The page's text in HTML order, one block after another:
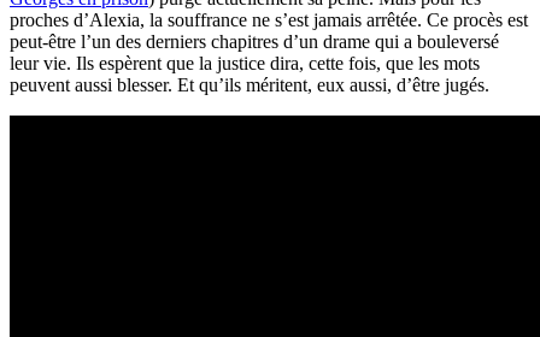
proches d’Alexia, la souffrance ne s’est jamais arrêtée. Ce procès est
peut-être l’un des derniers chapitres d’un drame qui a bouleversé
leur vie. Ils espèrent que la justice dira, cette fois, que les mots
peuvent aussi blesser. Et qu’ils méritent, eux aussi, d’être jugés.